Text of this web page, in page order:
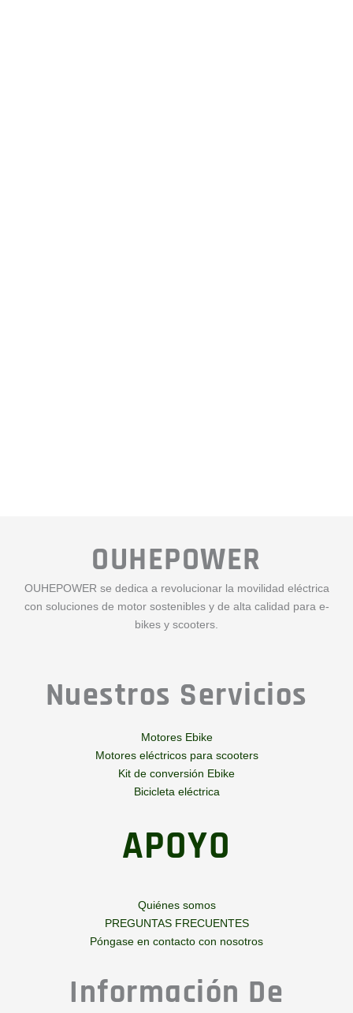
OUHEPOWER
OUHEPOWER se dedica a revolucionar la movilidad eléctrica
con soluciones de motor sostenibles y de alta calidad para e-
bikes y scooters.
Nuestros Servicios
Motores Ebike
Motores eléctricos para scooters
Kit de conversión Ebike
Bicicleta eléctrica
APOYO
Quiénes somos
PREGUNTAS FRECUENTES
Póngase en contacto con nosotros
Información De